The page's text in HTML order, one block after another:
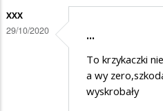
XXX
29/10/2020 ...
To krzykaczki
a wy
wyskrobały